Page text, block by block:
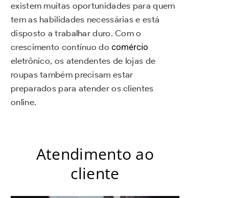
existem muitas oportunidades para quem
tem as habilidades necessárias e está
disposto a trabalhar duro. Com o
crescimento contínuo docomércio
eletrônico, os atendentes de lojas de
roupas também precisam estar
preparados para atender os clientes
online.
Atendimento ao
cliente